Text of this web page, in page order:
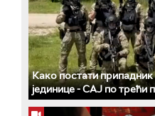
Како постати припадник
јединице - СAJ по трећи